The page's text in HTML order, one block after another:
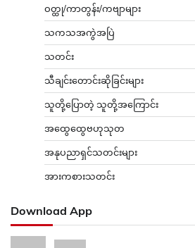
ဝတ္ထု/ကာတွန်း/ကဗျာများ
သကသအကွဲအပြဲ
သတင်း
သီချင်းတောင်းဆိုခြင်းများ
သူတို့ပြောတဲ့ သူတို့အကြောင်း
အထွေထွေဗဟုသုတ
အနုပညာရှင်သတင်းများ
အားကစားသတင်း
Download App